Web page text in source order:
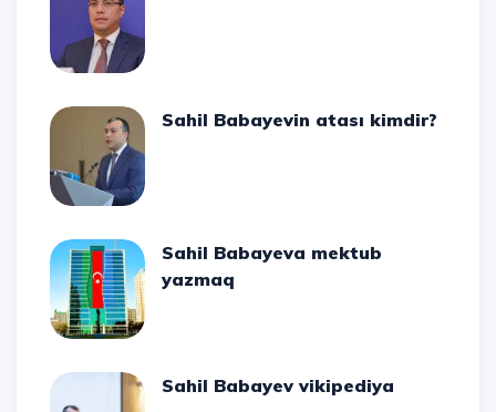
Sahil Babayevin atası kimdir?
Sahil Babayeva mektub
yazmaq
Sahil Babayev vikipediya